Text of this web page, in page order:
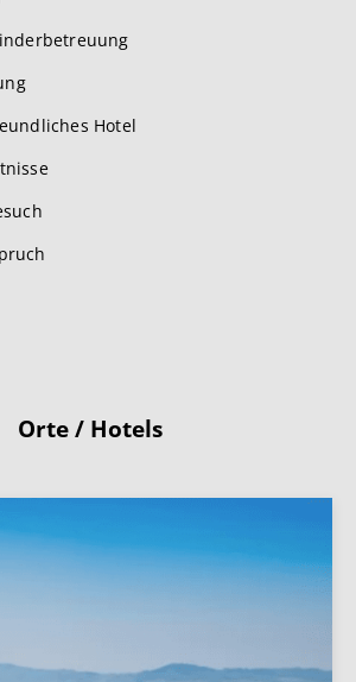
Hotel
Orte / Hotels